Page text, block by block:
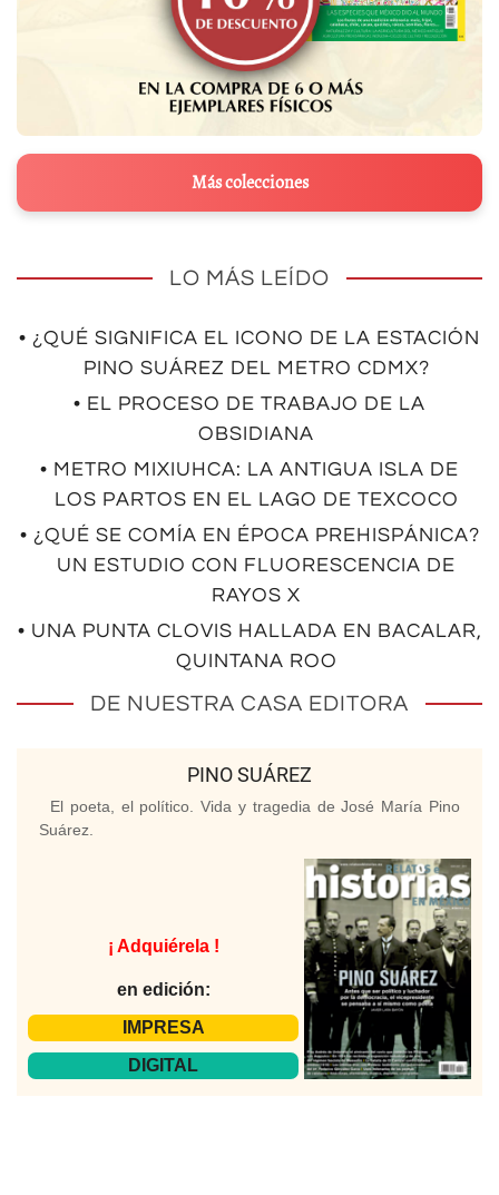
Más colecciones
LO MÁS LEÍDO
• ¿QUÉ SIGNIFICA EL ICONO DE LA ESTACIÓN
PINO SUÁREZ DEL METRO CDMX?
• EL PROCESO DE TRABAJO DE LA
OBSIDIANA
• METRO MIXIUHCA: LA ANTIGUA ISLA DE
LOS PARTOS EN EL LAGO DE TEXCOCO
• ¿QUÉ SE COMÍA EN ÉPOCA PREHISPÁNICA?
UN ESTUDIO CON FLUORESCENCIA DE
RAYOS X
• UNA PUNTA CLOVIS HALLADA EN BACALAR,
QUINTANA ROO
DE NUESTRA CASA EDITORA
PINO SUÁREZ
El poeta, el político. Vida y tragedia de José María Pino
Suárez.
¡ Adquiérela !
en edición:
IMPRESA
DIGITAL